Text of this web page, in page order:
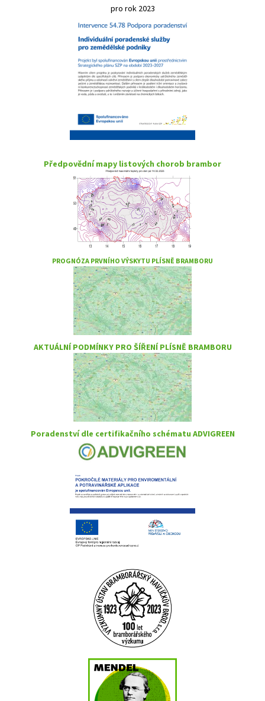
pro rok 2023
Předpovědní mapy listových chorob brambor
PROGNÓZA PRVNÍHO VÝSKYTU PLÍSNĚ BRAMBORU
AKTUÁLNÍ PODMÍNKY PRO ŠÍŘENÍ PLÍSNĚ BRAMBORU
Poradenství dle certifikačního schématu ADVIGREEN